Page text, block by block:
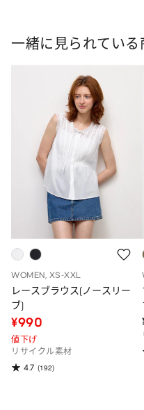
一緒に見られている
WOMEN, XS-XXL
レースブラウス(ノースリー
ブ)
¥990
値下げ
リサイクル素材
4.7 (192)